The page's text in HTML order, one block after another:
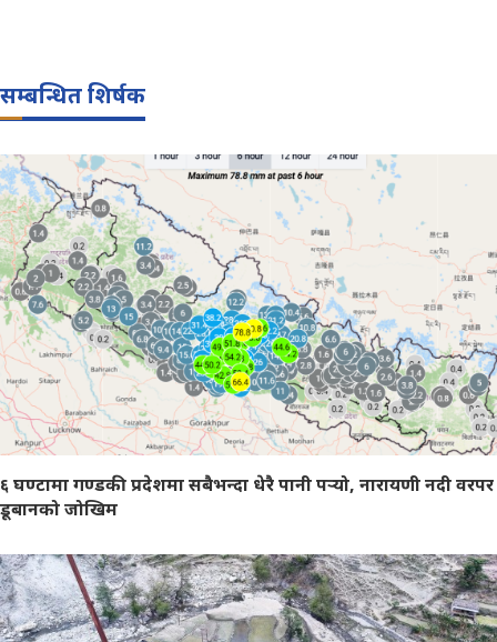
सम्बन्धित शिर्षक
६ घण्टामा गण्डकी प्रदेशमा सबैभन्दा धेरै पानी पर्‍यो, नारायणी नदी वरपर
डूबानको जोखिम